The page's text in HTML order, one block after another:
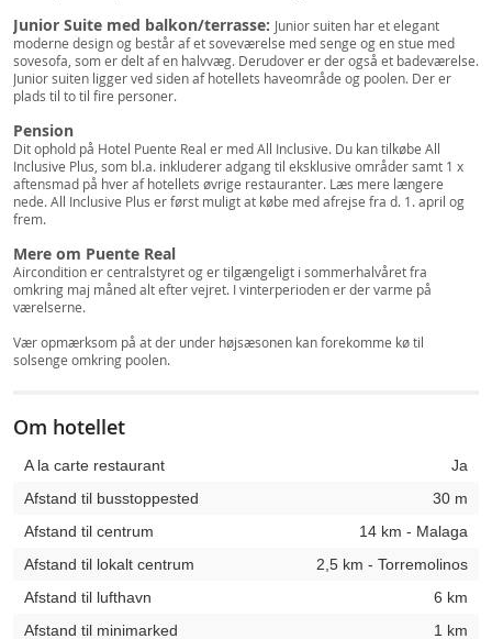
Junior Suite med balkon/terrasse: Junior suiten har et elegant
moderne design og består af et soveværelse med senge og en stue med
sovesofa, som er delt af en halvvæg. Derudover er der også et badeværelse.
Junior suiten ligger ved siden af hotellets haveområde og poolen. Der er
plads til to til fire personer.
Pension
Dit ophold på Hotel Puente Real er med All Inclusive. Du kan tilkøbe All
Inclusive Plus, som bl.a. inkluderer adgang til eksklusive områder samt 1 x
aftensmad på hver af hotellets øvrige restauranter. Læs mere længere
nede. All Inclusive Plus er først muligt at købe med afrejse fra d. 1. april og
frem.
Mere om Puente Real
Aircondition er centralstyret og er tilgængeligt i sommerhalvåret fra
omkring maj måned alt efter vejret. I vinterperioden er der varme på
værelserne.
Vær opmærksom på at der under højsæsonen kan forekomme kø til
solsenge omkring poolen.
Om hotellet
A la carte restaurant
Ja
Afstand til busstoppested
30 m
Afstand til centrum
14 km - Malaga
Afstand til lokalt centrum
2,5 km - Torremolinos
Afstand til lufthavn
6 km
Afstand til minimarked
1 km